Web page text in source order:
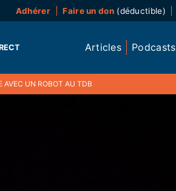
Adhérer Faire un don(déductible)
Articles Podcasts
AVEC UN ROBOT AU TDB